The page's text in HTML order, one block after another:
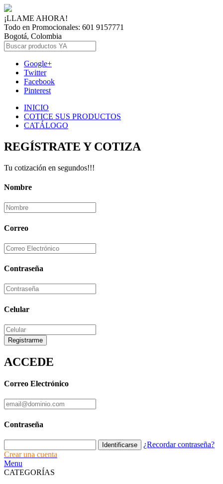
¡LLAME AHORA!
Todo en Promocionales: 601 9157771
Bogotá, Colombia
Google+
Twitter
Facebook
Pinterest
INICIO
COTICE SUS PRODUCTOS
CATÁLOGO
REGÍSTRATE Y COTIZA
Tu cotización en segundos!!!
Nombre
Correo
Contraseña
Celular
Registrarme
ACCEDE
Correo Electrónico
Contraseña
¿Recordar contraseña?
Crear una cuenta
Menu
CATEGORÍAS